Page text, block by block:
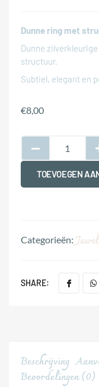
Dunne ring met
Dunne
structuur.
Subtiel, elegant en
€8,00
TOEVOEGEN
Categorieën:
SHARE:
Beschrijving
Beoordelingen (0)